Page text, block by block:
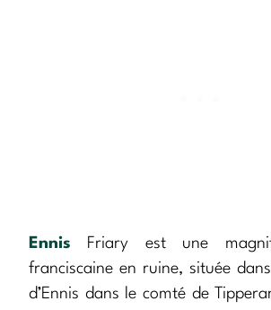
Ennis Friary est une
franciscaine en ruine, située
d’Ennis dans le comté de